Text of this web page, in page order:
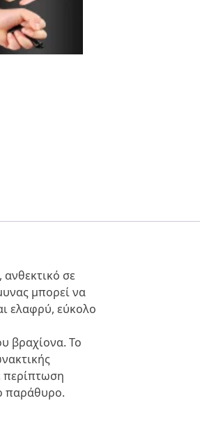
σε
μπορεί να
ελαφρύ, εύκολο
βραχίονα. Το
περίπτωση
παράθυρο.